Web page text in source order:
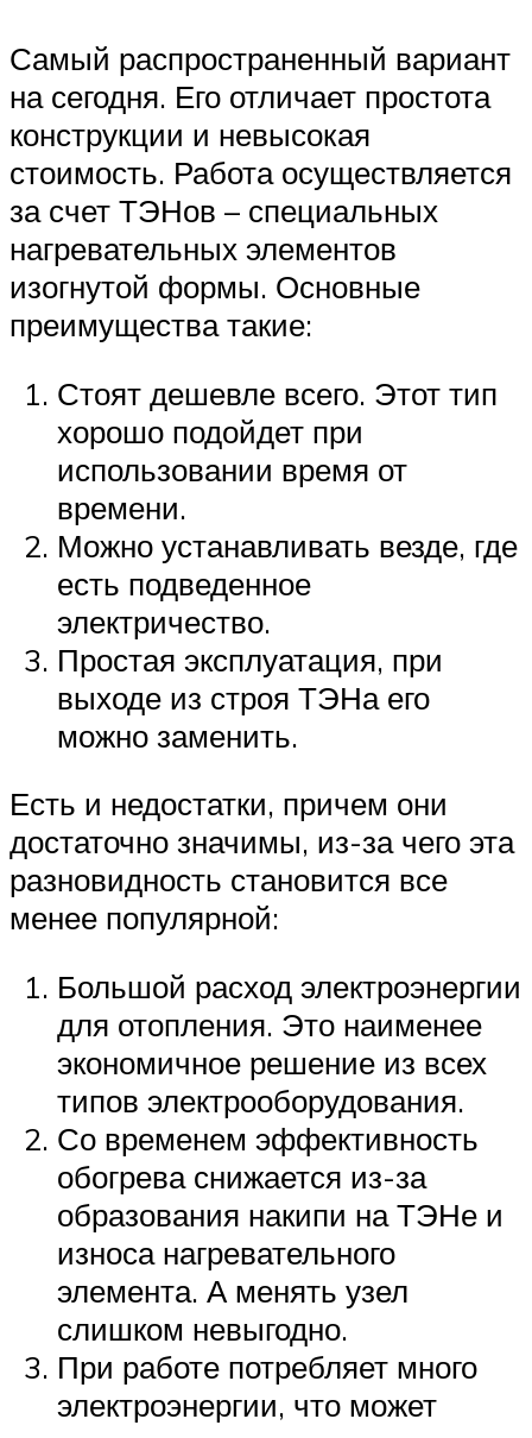
Самый распространенный вариант
на сегодня. Его отличает простота
конструкции и невысокая
стоимость. Работа осуществляется
за счет ТЭНов – специальных
нагревательных элементов
изогнутой формы. Основные
преимущества такие:
Стоят дешевле всего. Этот тип
хорошо подойдет при
использовании время от
времени.
Можно устанавливать везде, где
есть подведенное
электричество.
Простая эксплуатация, при
выходе из строя ТЭНа его
можно заменить.
Есть и недостатки, причем они
достаточно значимы, из-за чего эта
разновидность становится все
менее популярной:
Большой расход электроэнергии
для отопления. Это наименее
экономичное решение из всех
типов электрооборудования.
Со временем эффективность
обогрева снижается из-за
образования накипи на ТЭНе и
износа нагревательного
элемента. А менять узел
слишком невыгодно.
При работе потребляет много
электроэнергии, что может